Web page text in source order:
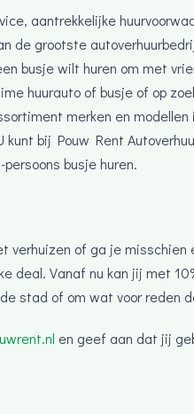
aantrekkelijke
de grootste
busje wilt huren om met
huurauto of busje of op
merken en
kunt bij Pouw Rent
busje huren.
verhuizen of ga je
deal. Vanaf nu kan jij met
stad of om wat voor reden
en geef aan dat jij